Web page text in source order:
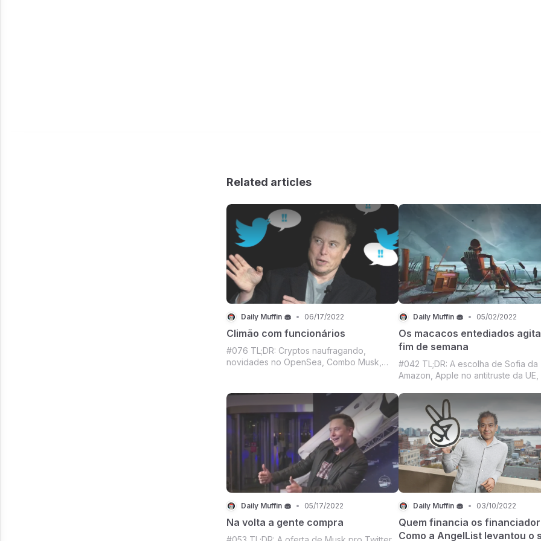
Related articles
Daily Muffin 🧁 • 06/17/2022
Climão com funcionários
#076 TL;DR: Cryptos naufragando,
novidades no OpenSea, Combo Musk,
Prepare seu peixe ou camarão, uma
bebida, a cadeira de praia e venha ler o
DM de hoje. (Não vá esquece
Daily Muffin 🧁 • 05/02/2022
Os macacos entediados
fim de semana
#042 TL;DR: A escolha de Sofia da
Amazon, Apple no antitruste da
Lançamento da Yuga Labs quebra
blockchain Ethereum, Mercado
Daily Muffin 🧁 • 05/17/2022
Na volta a gente compra
Daily Muffin 🧁 • 03/10/2022
Quem financia os
Como a AngelList levantou o